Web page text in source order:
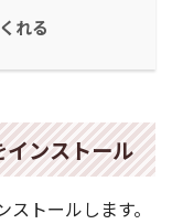
れる
ンストール
トールします。